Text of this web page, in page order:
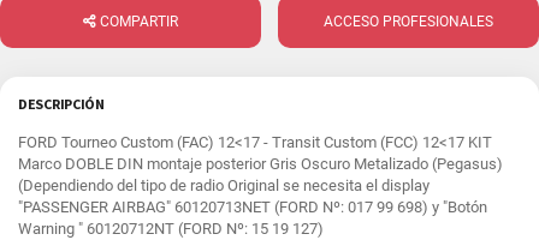
COMPARTIR ACCESO PROFESIONALES
DESCRIPCIÓN
FORD Tourneo Custom (FAC) 12<17 - Transit Custom (FCC) 12<17 KIT
Marco DOBLE DIN montaje posterior Gris Oscuro Metalizado (Pegasus)
(Dependiendo del tipo de radio Original se necesita el display
"PASSENGER AIRBAG" 60120713NET (FORD Nº: 017 99 698) y "Botón
Warning " 60120712NT (FORD Nº: 15 19 127)